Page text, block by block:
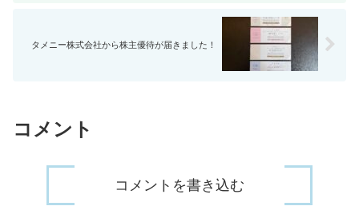
タメニー株式会社から株主優待が届きました！
コメント
コメントを書き込む